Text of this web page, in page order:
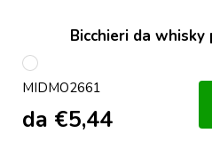
Bicchieri da
Trasparente
MIDMO2661
da €5,44